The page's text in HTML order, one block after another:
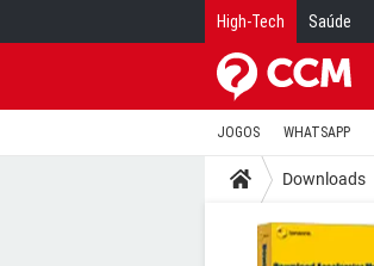
High-Tech Saúde
JOGOS WHATSAPP
Downloads